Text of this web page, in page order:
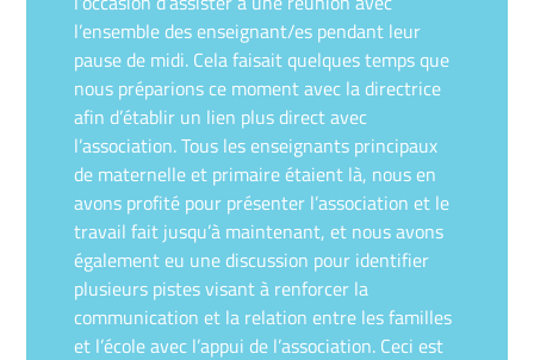
l’ensemble des enseignant/es pendant leur
pause de midi. Cela faisait quelques temps que
nous préparions ce moment avec la directrice
afin d’établir un lien plus direct avec
l’association. Tous les enseignants principaux
de maternelle et primaire étaient là, nous en
avons profité pour présenter l’association et le
travail fait jusqu’à maintenant, et nous avons
également eu une discussion pour identifier
plusieurs pistes visant à renforcer la
communication et la relation entre les familles
et l’école avec l’appui de l’association. Ceci est